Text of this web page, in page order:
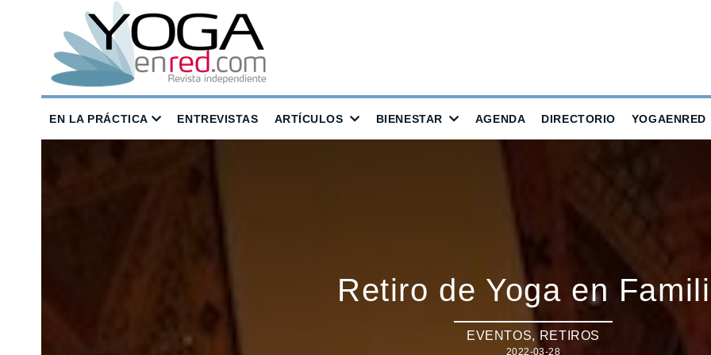
EN LA PRÁCTICA ENTREVISTAS ARTÍCULOS BIENESTAR AGENDA DIRECTORIO YOGAENRED
Retiro de Yoga en
EVENTOS, RETIROS
2022-03-28